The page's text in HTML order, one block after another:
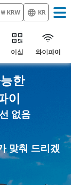
₩ KRW KR
이심 와이파이
한
이
없음
맞춰 드리겠